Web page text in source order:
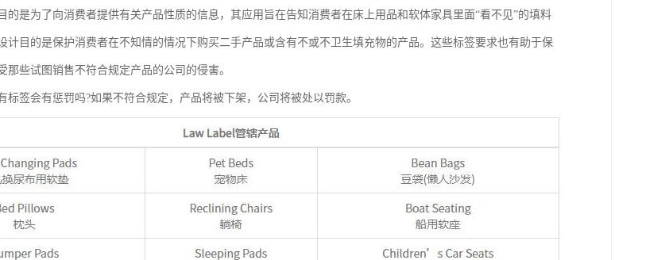
的是为了向消费者提供有关产品性质的信息，其应用旨在告知消费者在床上用品和软体家具里面“看不见”的填料
计目的是保护消费者在不知情的情况下购买二手产品或含有不或不卫生填充物的产品。这些标签要求也有助于保
那些试图销售不符合规定产品的公司的侵害。
标签会有惩罚吗?如果不符合规定，产品将被下架，公司将被处以罚款。